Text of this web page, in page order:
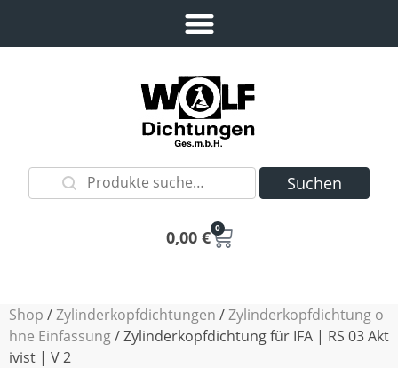
Suchen
0,00 € 0
Shop /Zylinderkopfdichtungen /Zylinderkopfdichtung o
hne Einfassung/ Zylinderkopfdichtung für IFA | RS 03 Akt
ivist | V 2